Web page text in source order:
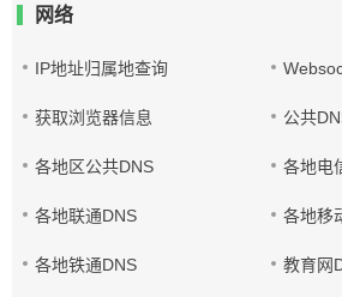
网络
IP地址归属地查询
获取浏览器信息 公共
各地区公共DNS 各地电
各地联通DNS 各地移
各地铁通DNS 教育网